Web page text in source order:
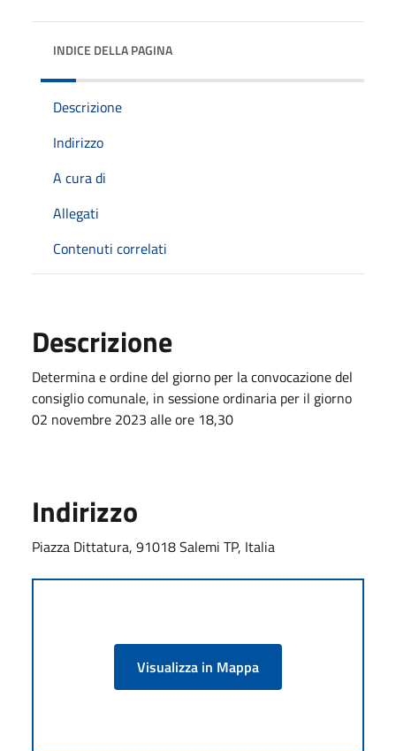
INDICE DELLA PAGINA
Descrizione
Indirizzo
A cura di
Allegati
Contenuti correlati
Descrizione
Determina e ordine del giorno per la convocazione del
consiglio comunale, in sessione ordinaria per il giorno
02 novembre 2023 alle ore 18,30
Indirizzo
Piazza Dittatura, 91018 Salemi TP, Italia
Visualizza in Mappa